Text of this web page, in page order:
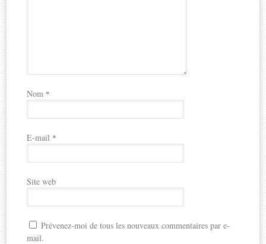
Nom *
E-mail *
Site web
Prévenez-moi de tous les nouveaux commentaires par e-
mail.